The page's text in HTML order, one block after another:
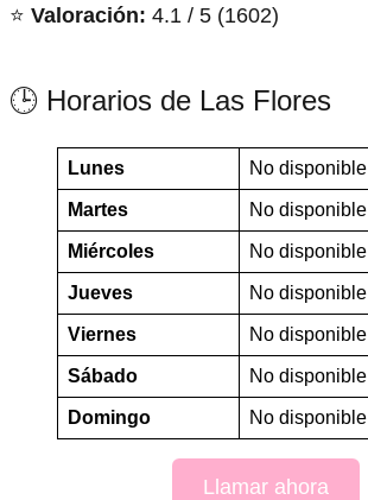
⭐ Valoración: 4.1 / 5 (1602)
🕒 Horarios de Las Flores
Lunes No disponible
Martes No disponible
Miércoles No disponible
Jueves No disponible
Viernes No disponible
Sábado No disponible
Domingo No disponible
Llamar ahora